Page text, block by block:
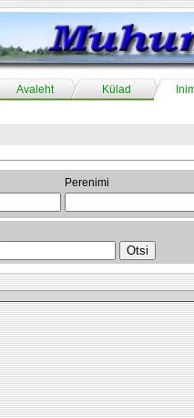
Avaleht Külad
Perenimi